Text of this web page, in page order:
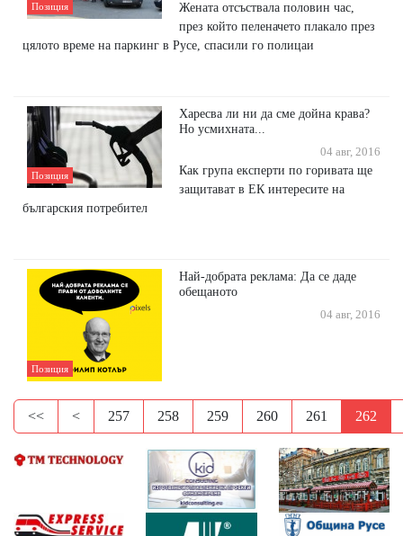
Позиция
Жената отсъствала половин час,
през който пеленачето плакало през
цялото време на паркинг в Русе, спасили го полицаи
Позиция
Харесва ли ни да сме дойна крава?
Но усмихната...
04 авг, 2016
Как група експерти по горивата ще
защитават в ЕК интересите на
българския потребител
Позиция
Най-добрата реклама: Да се даде
обещаното
04 авг, 2016
<< < 257 258 259 260 261 262